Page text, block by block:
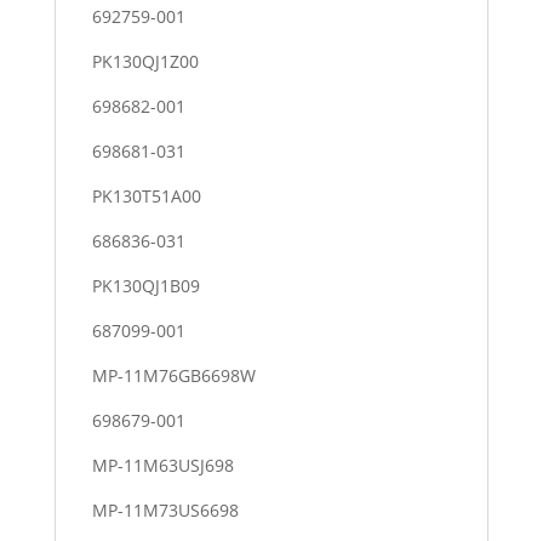
692759-001
PK130QJ1Z00
698682-001
698681-031
PK130T51A00
686836-031
PK130QJ1B09
687099-001
MP-11M76GB6698W
698679-001
MP-11M63USJ698
MP-11M73US6698